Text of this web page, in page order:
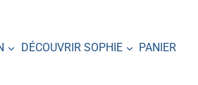
DÉCOUVRIR SOPHIE PANIER